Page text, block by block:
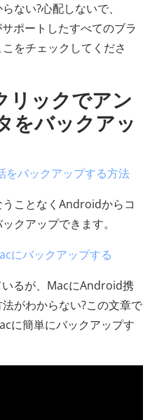
ない?心配しないで、
ポートしたすべてのブラ
をチェックしてくださ
リックでアン
をバックアッ
をバックアップする方法
ことなくAndroidからコ
クアップできます。
にバックアップする
るが、MacにAndroid携
がわからない?この文章で
に簡単にバックアップす